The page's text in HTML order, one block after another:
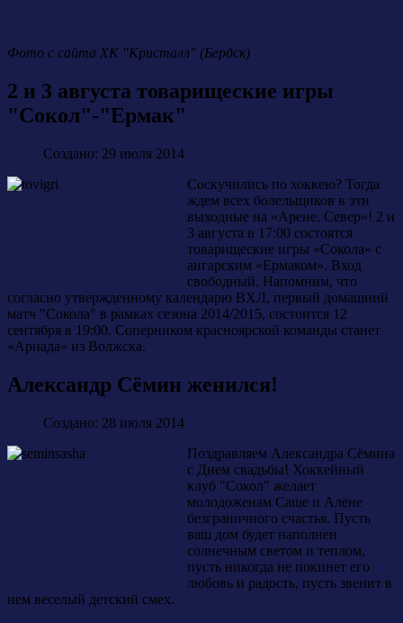
Фото с сайта ХК "Кристалл" (Бердск)
2 и 3 августа товарищеские игры
"Сокол"-"Ермак"
Создано: 29 июля 2014
Соскучились по хоккею? Тогда
ждем всех болельщиков в эти
выходные на «Арене. Север»! 2 и
3 августа в 17:00 состоятся
товарищеские игры «Сокола» с
ангарским «Ермаком». Вход
свободный. Напомним, что
согласно утвержденному календарю ВХЛ, первый домашний
матч "Сокола" в рамках сезона 2014/2015, состоится 12
сентября в 19:00. Соперником красноярской команды станет
«Ариада» из Волжска.
Александр Сёмин женился!
Создано: 28 июля 2014
Поздравляем Александра Сёмина
с Днем свадьбы! Хоккейный
клуб "Сокол" желает
молодоженам Саше и Алёне
безграничного счастья. Пусть
ваш дом будет наполнен
солнечным светом и теплом,
пусть никогда не покинет его
любовь и радость, пусть звенит в
нем веселый детский смех.